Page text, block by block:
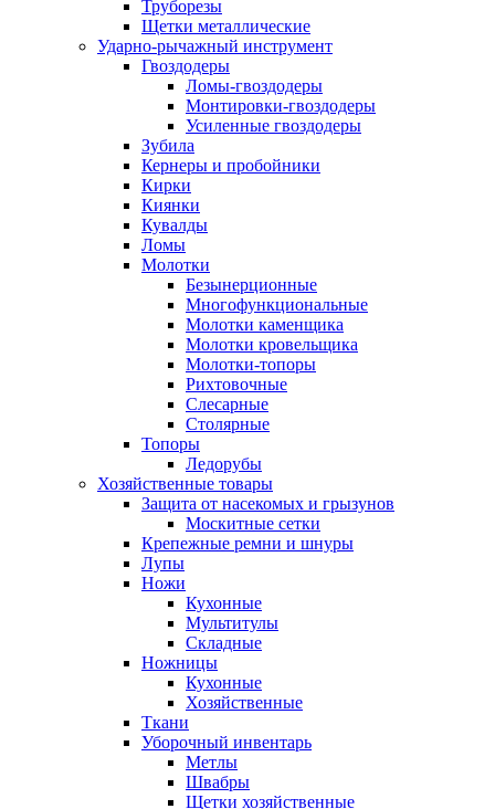
Труборезы
Щетки металлические
Ударно-рычажный инструмент
Гвоздодеры
Ломы-гвоздодеры
Монтировки-гвоздодеры
Усиленные гвоздодеры
Зубила
Кернеры и пробойники
Кирки
Киянки
Кувалды
Ломы
Молотки
Безынерционные
Многофункциональные
Молотки каменщика
Молотки кровельщика
Молотки-топоры
Рихтовочные
Слесарные
Столярные
Топоры
Ледорубы
Хозяйственные товары
Защита от насекомых и грызунов
Москитные сетки
Крепежные ремни и шнуры
Лупы
Ножи
Кухонные
Мультитулы
Складные
Ножницы
Кухонные
Хозяйственные
Ткани
Уборочный инвентарь
Метлы
Швабры
Щетки хозяйственные